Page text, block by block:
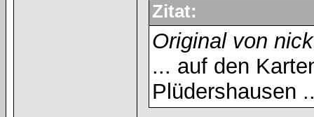
Zitat:
Original von
... auf den
Plüdershausen